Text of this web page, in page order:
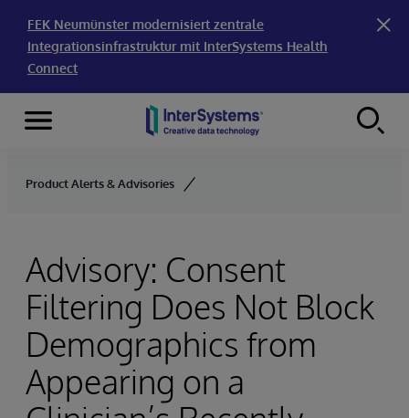
FEK Neumünster modernisiert zentrale
Integrationsinfrastruktur mit InterSystems Health
Connect
Skip to content
Menu
Product Alerts & Advisories
Advisory: Consent
Filtering Does Not Block
Demographics from
Appearing on a